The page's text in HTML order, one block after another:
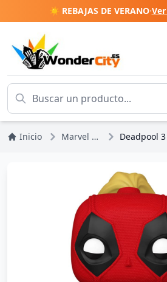
☀️ REBAJAS DE VERANO·
Inicio Marvel DC Comics